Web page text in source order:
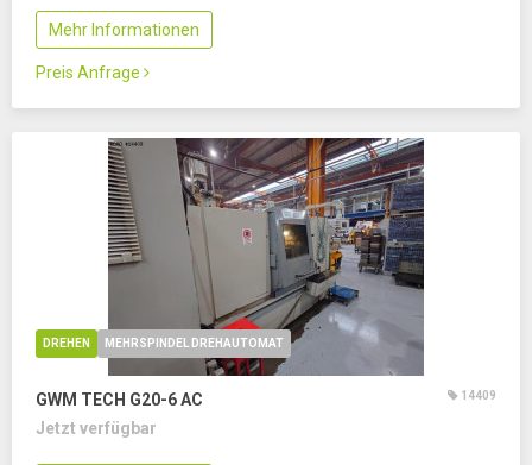
Mehr Informationen
Preis Anfrage
DREHEN MEHRSPINDEL DREHAUTOMAT
GWM TECH G20-6 AC 14409
Jetzt verfügbar